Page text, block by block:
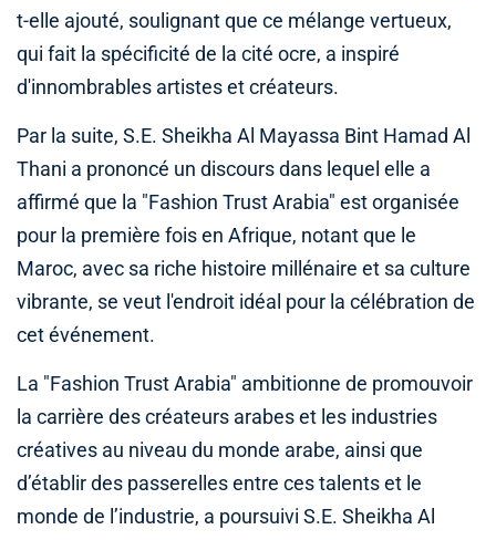
t-elle ajouté, soulignant que ce mélange vertueux,
qui fait la spécificité de la cité ocre, a inspiré
d'innombrables artistes et créateurs.
Par la suite, S.E. Sheikha Al Mayassa Bint Hamad Al
Thani a prononcé un discours dans lequel elle a
affirmé que la "Fashion Trust Arabia" est organisée
pour la première fois en Afrique, notant que le
Maroc, avec sa riche histoire millénaire et sa culture
vibrante, se veut l'endroit idéal pour la célébration de
cet événement.
La "Fashion Trust Arabia" ambitionne de promouvoir
la carrière des créateurs arabes et les industries
créatives au niveau du monde arabe, ainsi que
d’établir des passerelles entre ces talents et le
monde de l’industrie, a poursuivi S.E. Sheikha Al